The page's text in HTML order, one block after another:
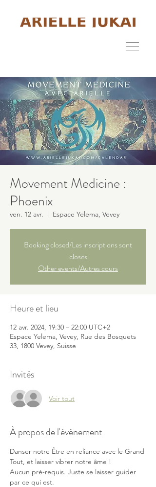
Movement Medicine :
Phoenix
ven. 12 avr.
  |
Espace Yelema, Vevey
Booking closed/Les inscriptions sont
closes
Other events/Autres cours
Heure et lieu
12 avr. 2024, 19:30 – 22:00 UTC+2
Espace Yelema, Vevey, Rue des Bosquets
33, 1800 Vevey, Suisse
Invités
Voir tout
À propos de l'événement
Danser notre Être en reliance avec le Grand
Tout, et laisser vibrer notre âme !
Aucun pré-requis. Juste se laisser guider
par ce qui est.